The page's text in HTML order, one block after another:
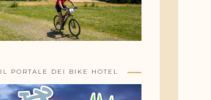
IL PORTALE DEI BIKE HOTEL